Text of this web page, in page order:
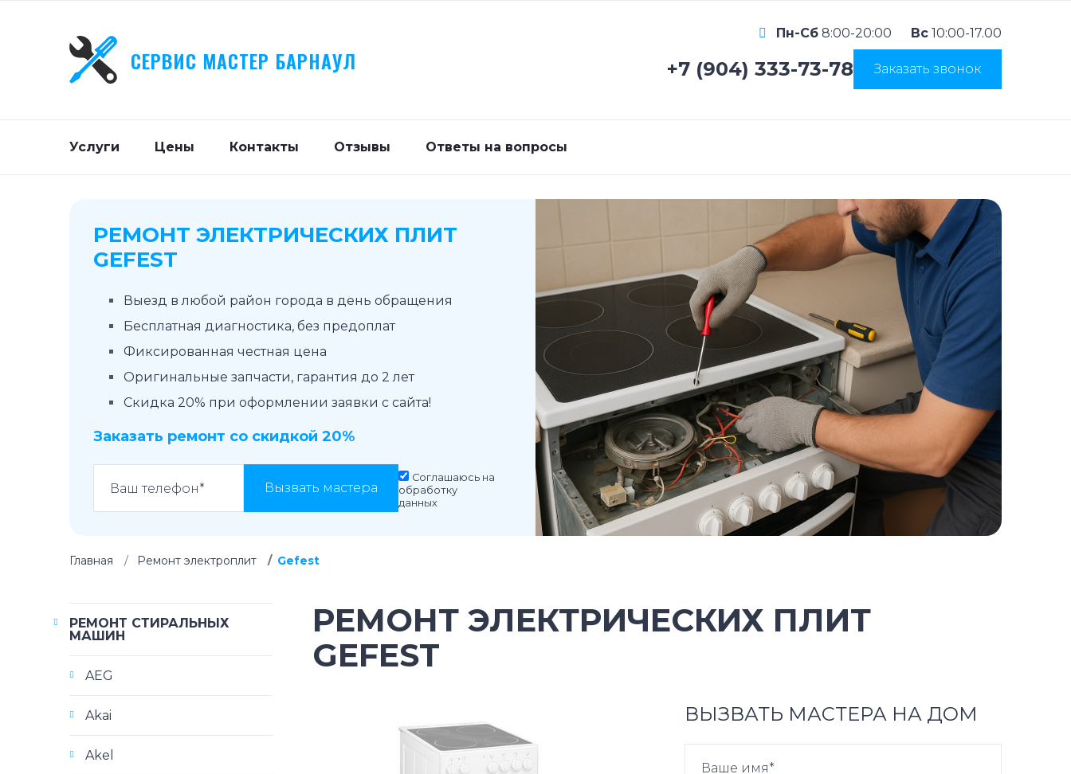
СЕРВИС МАСТЕР БАРНАУЛ
Пн-Сб 8:00-20:00 Вс 10:00-17.00
+7 (904) 333-73-78 Заказать звонок
Услуги Цены Контакты Отзывы Ответы на вопросы
РЕМОНТ ЭЛЕКТРИЧЕСКИХ ПЛИТ
GEFEST
Выезд в любой район города в день обращения
Бесплатная диагностика, без предоплат
Фиксированная честная цена
Оригинальные запчасти, гарантия до 2 лет
Скидка 20% при оформлении заявки с сайта!
Заказать ремонт со скидкой 20%
Вызвать мастера
Соглашаюсь на
обработку
данных
Главная Ремонт электроплит Gefest
РЕМОНТ ЭЛЕКТРИЧЕСКИХ ПЛИТ
GEFEST
ВЫЗВАТЬ МАСТЕРА НА ДОМ
РЕМОНТ СТИРАЛЬНЫХ
МАШИН
AEG
Akai
Akel